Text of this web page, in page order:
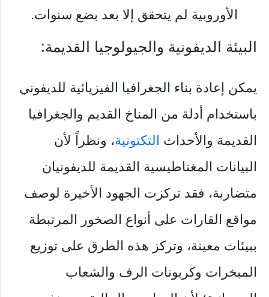
الأوروبية لم يتحقق إلا بعد بضع سنوات.
البيئة الديفونية والجيولوجيا القديمة:
يمكن إعادة بناء الجغرافيا الفيزيائية للديفوني
باستخدام أدلة من المناخ القديم والجغرافيا
القديمة والأحداث التكتونية، ونظراً لأن
البيانات المغناطيسية القديمة للديفونيان
متضاربة، فقد تركزت الجهود الأخيرة لوصف
مواقع القارات على أنواع الصخور المرتبطة
ببيئات معينة، وتركز هذه الطرق على توزيع
المبخرات وكربونات الرف والشعاب